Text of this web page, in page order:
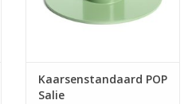
Kaarsenstandaard POP
Salie